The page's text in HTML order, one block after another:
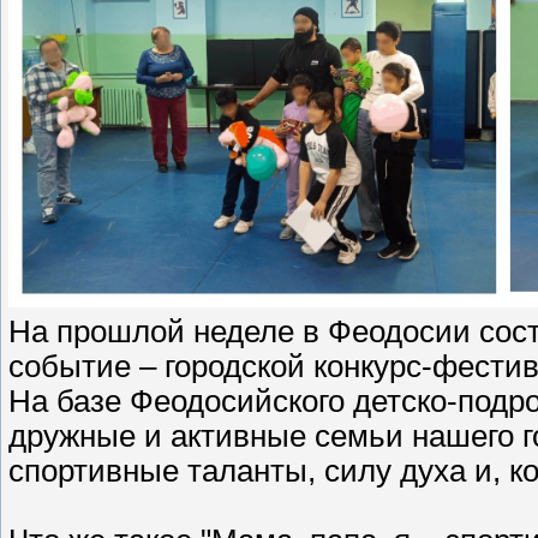
⁣На прошлой неделе в Феодосии
событие – городской конкурс-
На базе Феодосийского детско-
дружные и активные семьи нашего
спортивные таланты, силу духа и,